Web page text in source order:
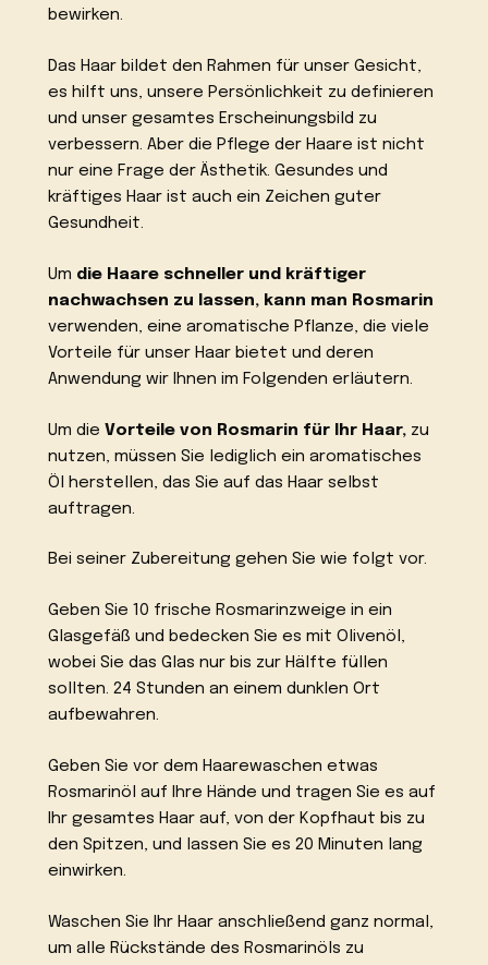
bewirken.
Das Haar bildet den Rahmen für unser Gesicht,
es hilft uns, unsere Persönlichkeit zu definieren
und unser gesamtes Erscheinungsbild zu
verbessern. Aber die Pflege der Haare ist nicht
nur eine Frage der Ästhetik. Gesundes und
kräftiges Haar ist auch ein Zeichen guter
Gesundheit.
Um die Haare schneller und kräftiger
nachwachsen zu lassen, kann man Rosmarin
verwenden, eine aromatische Pflanze, die viele
Vorteile für unser Haar bietet und deren
Anwendung wir Ihnen im Folgenden erläutern.
Um dieVorteile von Rosmarin für Ihr Haar, zu
nutzen, müssen Sie lediglich ein aromatisches
Öl herstellen, das Sie auf das Haar selbst
auftragen.
Bei seiner Zubereitung gehen Sie wie folgt vor.
Geben Sie 10 frische Rosmarinzweige in ein
Glasgefäß und bedecken Sie es mit Olivenöl,
wobei Sie das Glas nur bis zur Hälfte füllen
sollten. 24 Stunden an einem dunklen Ort
aufbewahren.
Geben Sie vor dem Haarewaschen etwas
Rosmarinöl auf Ihre Hände und tragen Sie es auf
Ihr gesamtes Haar auf, von der Kopfhaut bis zu
den Spitzen, und lassen Sie es 20 Minuten lang
einwirken.
Waschen Sie Ihr Haar anschließend ganz normal,
um alle Rückstände des Rosmarinöls zu